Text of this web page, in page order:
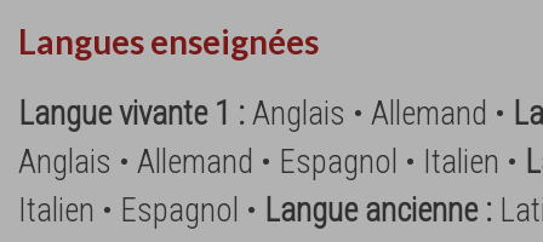
Langues enseignées
Langue vivante 1 :Anglais • Allemand •
Anglais • Allemand • Espagnol • Italien •
Italien • Espagnol • Langue ancienne :